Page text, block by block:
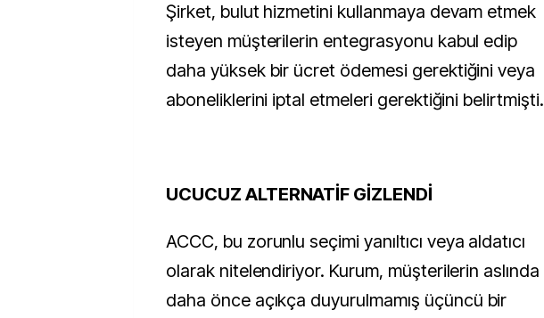
Şirket, bulut hizmetini kullanmaya devam etmek
isteyen müşterilerin entegrasyonu kabul edip
daha yüksek bir ücret ödemesi gerektiğini veya
aboneliklerini iptal etmeleri gerektiğini belirtmişti.
UCUCUZ ALTERNATİF GİZLENDİ
ACCC, bu zorunlu seçimi yanıltıcı veya aldatıcı
olarak nitelendiriyor. Kurum, müşterilerin aslında
daha önce açıkça duyurulmamış üçüncü bir